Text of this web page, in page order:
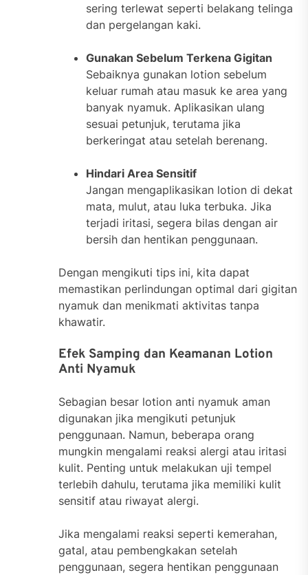
sering terlewat seperti belakang telinga
dan pergelangan kaki.
Gunakan Sebelum Terkena Gigitan
Sebaiknya gunakan lotion sebelum
keluar rumah atau masuk ke area yang
banyak nyamuk. Aplikasikan ulang
sesuai petunjuk, terutama jika
berkeringat atau setelah berenang.
Hindari Area Sensitif
Jangan mengaplikasikan lotion di dekat
mata, mulut, atau luka terbuka. Jika
terjadi iritasi, segera bilas dengan air
bersih dan hentikan penggunaan.
Dengan mengikuti tips ini, kita dapat
memastikan perlindungan optimal dari gigitan
nyamuk dan menikmati aktivitas tanpa
khawatir.
Efek Samping dan Keamanan Lotion
Anti Nyamuk
Sebagian besar lotion anti nyamuk aman
digunakan jika mengikuti petunjuk
penggunaan. Namun, beberapa orang
mungkin mengalami reaksi alergi atau iritasi
kulit. Penting untuk melakukan uji tempel
terlebih dahulu, terutama jika memiliki kulit
sensitif atau riwayat alergi.
Jika mengalami reaksi seperti kemerahan,
gatal, atau pembengkakan setelah
penggunaan, segera hentikan penggunaan